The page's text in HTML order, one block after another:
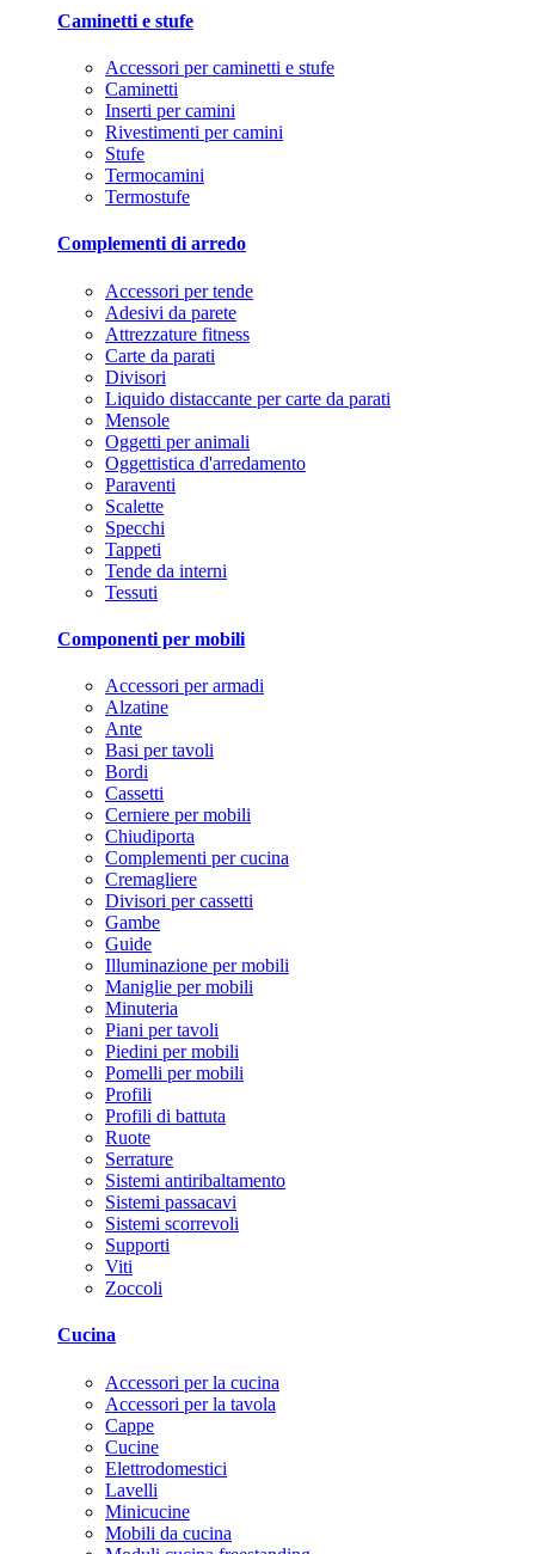
Caminetti e stufe
Accessori per caminetti e stufe
Caminetti
Inserti per camini
Rivestimenti per camini
Stufe
Termocamini
Termostufe
Complementi di arredo
Accessori per tende
Adesivi da parete
Attrezzature fitness
Carte da parati
Divisori
Liquido distaccante per carte da parati
Mensole
Oggetti per animali
Oggettistica d'arredamento
Paraventi
Scalette
Specchi
Tappeti
Tende da interni
Tessuti
Componenti per mobili
Accessori per armadi
Alzatine
Ante
Basi per tavoli
Bordi
Cassetti
Cerniere per mobili
Chiudiporta
Complementi per cucina
Cremagliere
Divisori per cassetti
Gambe
Guide
Illuminazione per mobili
Maniglie per mobili
Minuteria
Piani per tavoli
Piedini per mobili
Pomelli per mobili
Profili
Profili di battuta
Ruote
Serrature
Sistemi antiribaltamento
Sistemi passacavi
Sistemi scorrevoli
Supporti
Viti
Zoccoli
Cucina
Accessori per la cucina
Accessori per la tavola
Cappe
Cucine
Elettrodomestici
Lavelli
Minicucine
Mobili da cucina